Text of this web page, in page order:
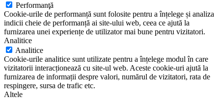
Performanţă
Cookie-urile de performanță sunt folosite pentru a înțelege și analiza
indicii cheie de performanță ai site-ului web, ceea ce ajută la
furnizarea unei experiențe de utilizator mai bune pentru vizitatori.
Analitice
Analitice
Cookie-urile analitice sunt utilizate pentru a înțelege modul în care
vizitatorii interacționează cu site-ul web. Aceste cookie-uri ajută la
furnizarea de informații despre valori, numărul de vizitatori, rata de
respingere, sursa de trafic etc.
Altele